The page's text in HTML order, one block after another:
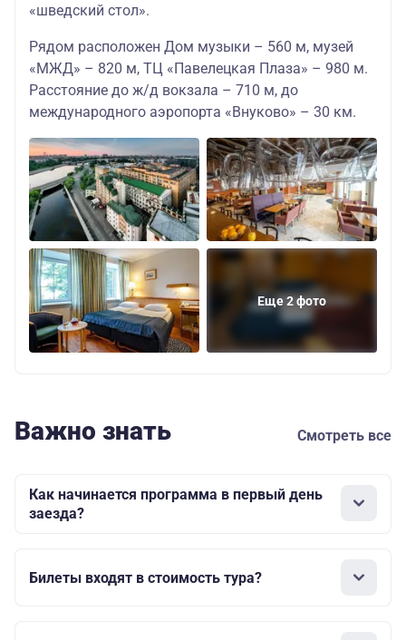
«шведский стол».
Рядом расположен Дом музыки – 560 м, музей
«МЖД» – 820 м, ТЦ «Павелецкая Плаза» – 980 м.
Расстояние до ж/д вокзала – 710 м, до
международного аэропорта «Внуково» – 30 км.
Еще 2 фото
Важно знать Смотреть все
Как начинается программа в первый день
заезда?
Билеты входят в стоимость тура?